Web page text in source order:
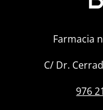
Farmacia
C/ Dr.
976